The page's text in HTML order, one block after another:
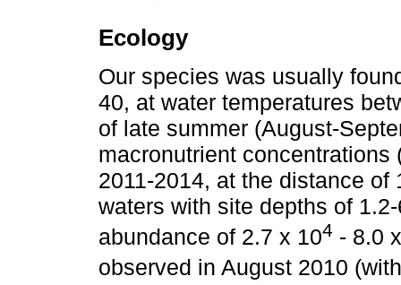
Ecology
Our species was usually
40, at water temperatures
of late summer (August-
macronutrient concentrations
2011-2014, at the distance
waters with site depths of
abundance of 2.7 x 104 - 8.0
observed in August 2010